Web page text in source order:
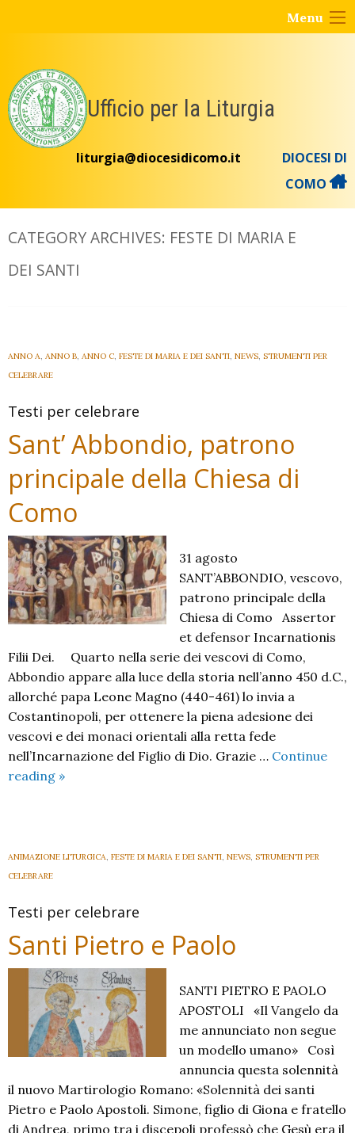
Menu
Ufficio per la Liturgia
liturgia@diocesidicomo.it
DIOCESI DI
COMO
CATEGORY ARCHIVES: FESTE DI MARIA E
DEI SANTI
ANNO A, ANNO B, ANNO C, FESTE DI MARIA E DEI SANTI, NEWS, STRUMENTI PER
CELEBRARE
Testi per celebrare
Sant’ Abbondio, patrono
principale della Chiesa di
Como
31 agosto
SANT’ABBONDIO, vescovo,
patrono principale della
Chiesa di Como Assertor
et defensor Incarnationis
Filii Dei. Quarto nella serie dei vescovi di Como,
Abbondio appare alla luce della storia nell’anno 450 d.C.,
allorché papa Leone Magno (440-461) lo invia a
Costantinopoli, per ottenere la piena adesione dei
vescovi e dei monaci orientali alla retta fede
nell’Incarnazione del Figlio di Dio. Grazie … Continue
reading Sant’
della
Como
»
ANIMAZIONE LITURGICA, FESTE DI MARIA E DEI SANTI, NEWS, STRUMENTI PER
CELEBRARE
Testi per celebrare
Santi Pietro e Paolo
SANTI PIETRO E PAOLO
APOSTOLI «Il Vangelo da
me annunciato non segue
un modello umano» Così
annuncia questa solennità
il nuovo Martirologio Romano: «Solennità dei santi
Pietro e Paolo Apostoli. Simone, figlio di Giona e fratello
di Andrea, primo tra i discepoli professò che Gesù era il